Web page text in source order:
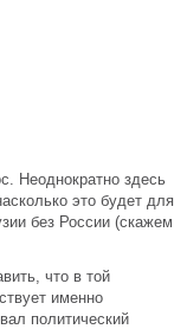
Неоднократно здесь
это будет для
без России (скажем
что в той
именно
политический